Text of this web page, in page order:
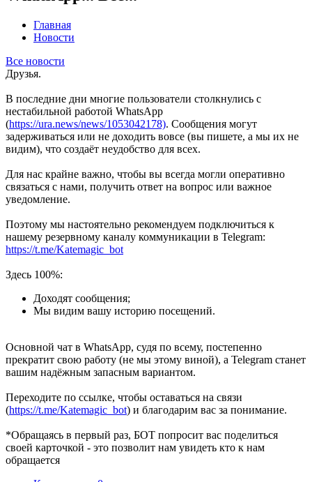
Главная
Новости
Все новости
Друзья.
В последние дни многие пользователи столкнулись с
нестабильной работой WhatsApp
(https://ura.news/news/1053042178). Сообщения могут
задерживаться или не доходить вовсе (вы пишете, а мы их не
видим), что создаёт неудобство для всех.
Для нас крайне важно, чтобы вы всегда могли оперативно
связаться с нами, получить ответ на вопрос или важное
уведомление.
Поэтому мы настоятельно рекомендуем подключиться к
нашему резервному каналу коммуникации в Telegram:
https://t.me/Katemagic_bot
Здесь 100%:
Доходят сообщения;
Мы видим вашу историю посещений.
Основной чат в WhatsApp, судя по всему, постепенно
прекратит свою работу (не мы этому виной), а Telegram станет
вашим надёжным запасным вариантом.
Переходите по ссылке, чтобы оставаться на связи
(https://t.me/Katemagic_bot) и благодарим вас за понимание.
*Обращаясь в первый раз, БОТ попросит вас поделиться
своей карточкой - это позволит нам увидеть кто к нам
обращается